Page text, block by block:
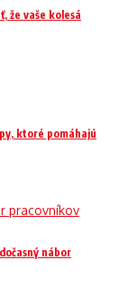
že vaše kolesá
ktoré pomáhajú
nábor